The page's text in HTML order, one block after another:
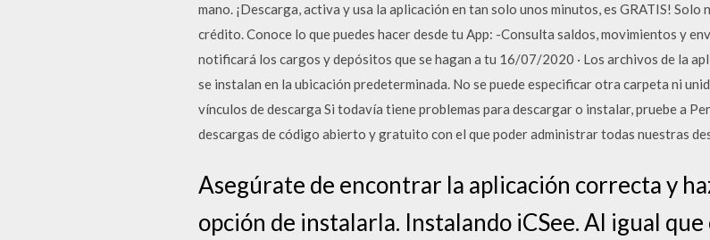
mano. ¡Descarga, activa y usa la aplicación en tan solo unos minutos, es GRATIS!
crédito. Conoce lo que puedes hacer desde tu App: -Consulta saldos, movimientos y
notificará los cargos y depósitos que se hagan a tu 16/07/2020 · Los archivos de la
se instalan en la ubicación predeterminada. No se puede especificar otra carpeta ni
vínculos de descarga Si todavía tiene problemas para descargar o instalar, pruebe a
descargas de código abierto y gratuito con el que poder administrar todas nuestras
Asegúrate de encontrar la aplicación correcta y
opción de instalarla. Instalando iCSee. Al igual